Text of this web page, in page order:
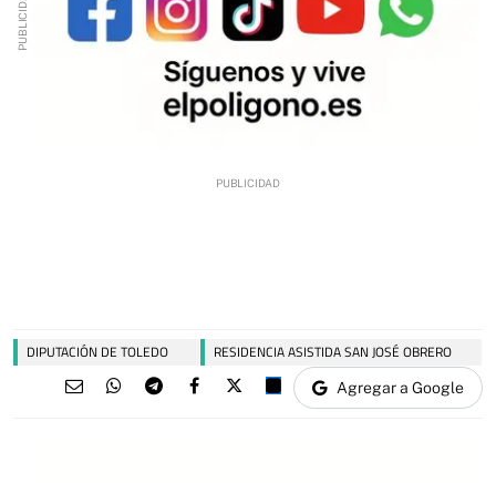
DIPUTACIÓN DE TOLEDO RESIDENCIA ASISTIDA SAN JOSÉ OBRERO
Agregar a Google